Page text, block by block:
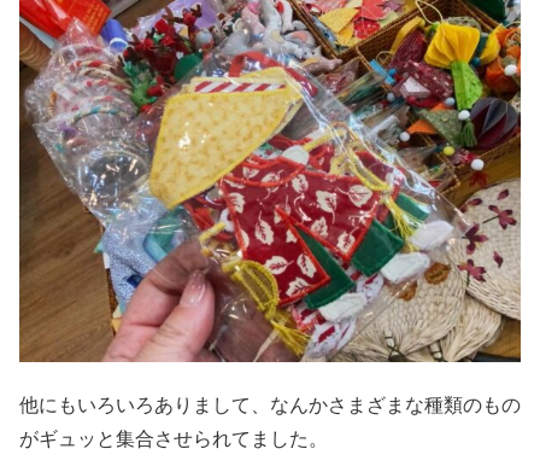
他にもいろいろありまして、なんかさまざまな種類のもの
がギュッと集合させられてました。